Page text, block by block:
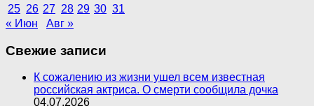
25 26 27 28 29 30 31
« Июн
Авг »
Свежие записи
К сожалению из жизни ушел всем известная
российская актриса. О смерти сообщила дочка
04.07.2026